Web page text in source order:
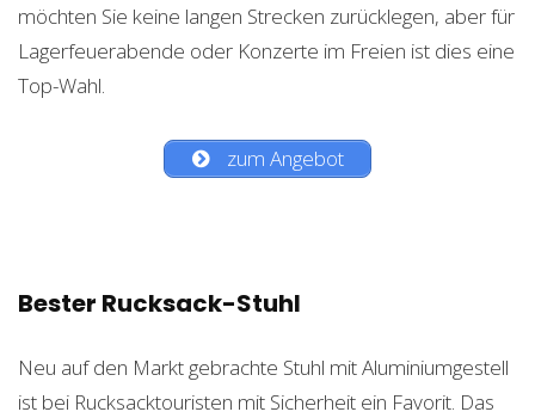
möchten Sie keine langen Strecken zurücklegen, aber für
Lagerfeuerabende oder Konzerte im Freien ist dies eine
Top-Wahl.
zum Angebot
Bester Rucksack-Stuhl
Neu auf den Markt gebrachte Stuhl mit Aluminiumgestell
ist bei Rucksacktouristen mit Sicherheit ein Favorit. Das